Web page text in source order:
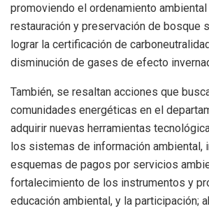
promoviendo el ordenamiento
restauración y preservación de bosque
lograr la certificación de
disminución de gases de efecto
También, se resaltan acciones que
comunidades energéticas en el
adquirir nuevas herramientas
los sistemas de información ambiental,
esquemas de pagos por servicios
fortalecimiento de los instrumentos y
educación ambiental, y la participación;